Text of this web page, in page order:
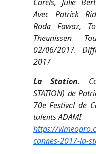
Carels, Julie
Avec Patrick
Roda Fawaz,
Theunissen.
02/06/2017.
2017
La Station.
STATION) de
70e Festival de
talents ADAMI
https://
cannes-2017-la-